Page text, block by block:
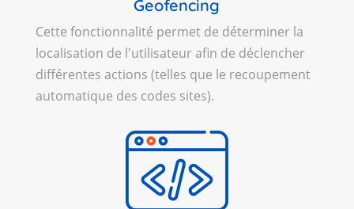
Geofencing
Cette fonctionnalité permet de déterminer la
localisation de l'utilisateur afin de déclencher
différentes actions (telles que le recoupement
automatique des codes sites).